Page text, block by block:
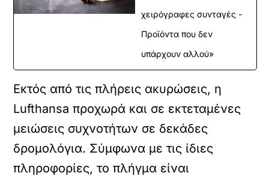
χειρόγραφες συνταγές -
Προϊόντα που δεν
υπάρχουν αλλού»
Εκτός από τις πλήρεις ακυρώσεις, η
Lufthansa προχωρά και σε εκτεταμένες
μειώσεις συχνοτήτων σε δεκάδες
δρομολόγια. Σύμφωνα με τις ίδιες
πληροφορίες, το πλήγμα είναι